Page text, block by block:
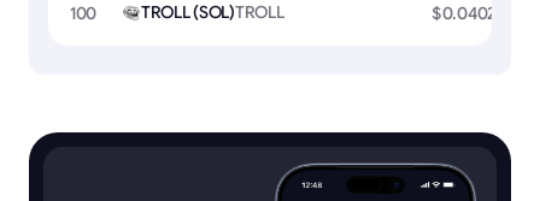
100 TROLL (SOL)TROLL $0.0402